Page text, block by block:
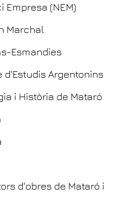
Empresa (NEM)
Marchal
Esmandies
d'Estudis Argentonins
i Història de Mataró
d'obres de Mataró i